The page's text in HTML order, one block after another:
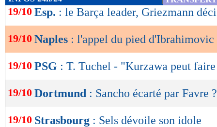
de
lecture
OK
19/10 Esp. : le Barça leader, Griezmann
19/10 Naples : l'appel du pied d'Ibrahimovic
19/10 PSG : T. Tuchel - "Kurzawa peut
19/10 Dortmund : Sancho écarté par Favre ?
19/10 Strasbourg : Sels dévoile son idole